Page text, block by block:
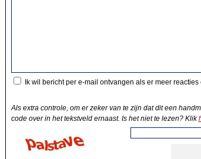
Ik wil bericht per e-mail ontvangen als er meer
Als extra controle, om er zeker van te zijn dat dit een
code over in het tekstveld ernaast. Is het niet te lezen? Klik